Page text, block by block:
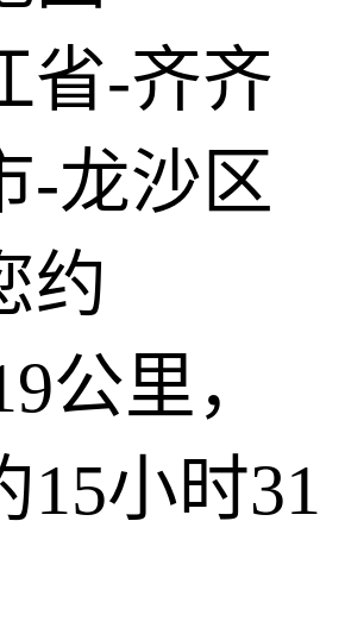
- GS(2019)6379号
省-齐齐
-龙沙区
约
公里，
15小时31